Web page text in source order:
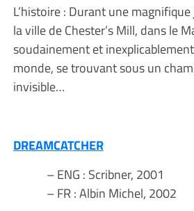
L’histoire : Durant une
la ville de Chester’s Mill, dans le
soudainement et
monde, se trouvant sous un
invisible…
DREAMCATCHER
– ENG : Scribner, 2001
– FR : Albin Michel, 2002